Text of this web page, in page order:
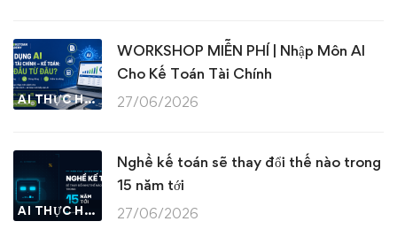
AI THỰC HÀNH
WORKSHOP MIỄN PHÍ | Nhập Môn AI
Cho Kế Toán Tài Chính
27/06/2026
AI THỰC HÀNH
Nghề kế toán sẽ thay đổi thế nào trong
15 năm tới
27/06/2026